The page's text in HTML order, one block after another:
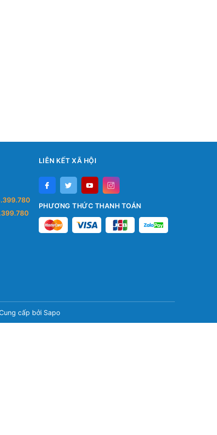
LIÊN KẾT XÃ HỘI
PHƯƠNG THỨC THANH TOÁN
cấp bởi Sapo